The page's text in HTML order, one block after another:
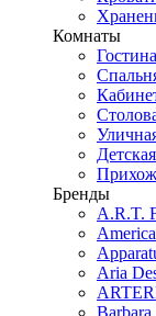
Комнаты
Детская
Бренды
A.R.T.
Aria